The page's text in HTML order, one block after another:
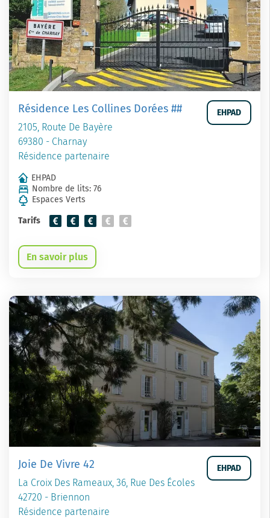
Résidence Les Collines Dorées ##
2105, Route De Bayère
69380 - Charnay
Résidence partenaire
EHPAD
EHPAD
Nombre de lits: 76
Espaces Verts
Tarifs
En savoir plus
Joie De Vivre 42
La Croix Des Rameaux, 36, Rue Des Écoles
42720 - Briennon
Résidence partenaire
EHPAD